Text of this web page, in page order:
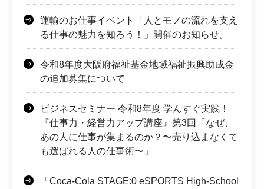
運輸のお仕事イベント「人とモノの流れを支え
る仕事の魅力を知ろう！」開催のお知らせ。
令和8年度大阪府福祉基金地域福祉振興助成金
の追加募集について
ビジネスセミナー 令和8年度 学んすぐ実践！
『仕事力・経営力アップ講座』第3回「なぜ、
あの人に仕事が集まるのか？〜売り込まなくて
も選ばれる人の仕事術〜」
「Coca-Cola STAGE:0 eSPORTS High-School